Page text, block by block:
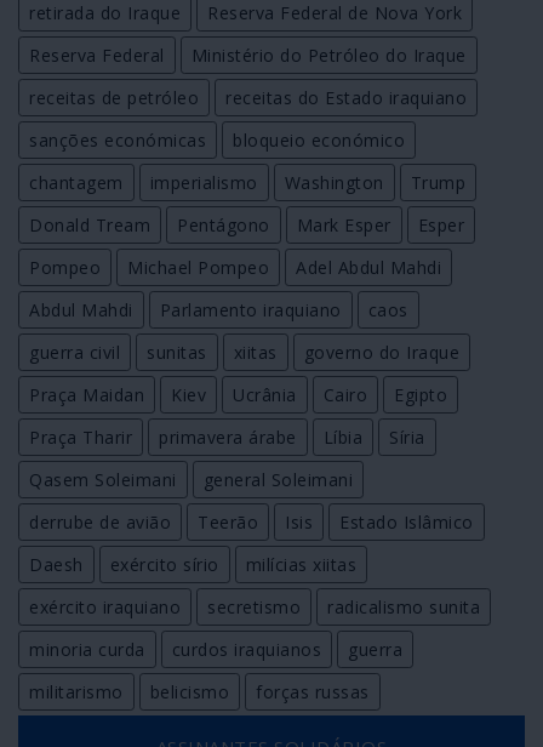
retirada do Iraque
Reserva Federal de Nova York
Reserva Federal
Ministério do Petróleo do Iraque
receitas de petróleo
receitas do Estado iraquiano
sanções económicas
bloqueio económico
chantagem
imperialismo Washington
Trump
Donald Tream
Pentágono Mark Esper
Esper
Pompeo
Michael Pompeo
Adel Abdul Mahdi
Abdul Mahdi
Parlamento iraquiano
caos
guerra civil
sunitas xiitas
governo do Iraque
Praça Maidan
Kiev Ucrânia Cairo
Egipto
Praça Tharir
primavera árabe Líbia
Síria
Qasem Soleimani
general Soleimani
derrube de avião
Teerão Isis
Estado Islâmico
Daesh
exército sírio
milícias xiitas
exército iraquiano
secretismo
radicalismo sunita
minoria curda
curdos iraquianos
guerra
militarismo
belicismo forças russas